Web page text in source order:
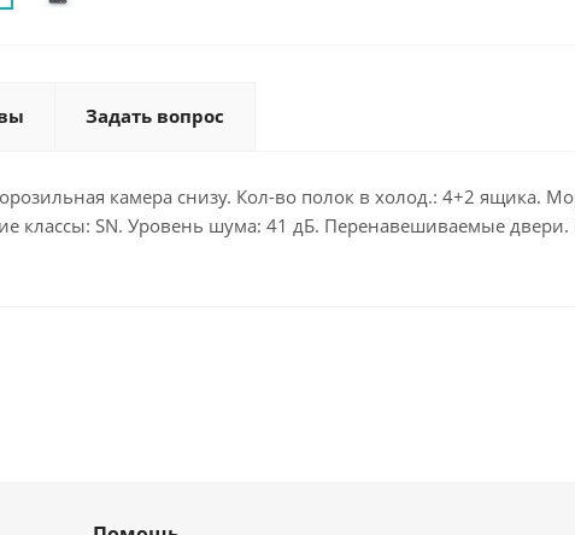
Задать вопрос
камера снизу. Кол-во полок в холод.: 4+2 ящика.
классы: SN. Уровень шума: 41 дБ. Перенавешиваемые двери.